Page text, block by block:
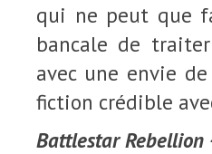
qui ne peut que
bancale de
avec une envie
fiction crédible
Battlestar Rebellion